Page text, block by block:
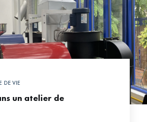
DE VIE
un atelier de